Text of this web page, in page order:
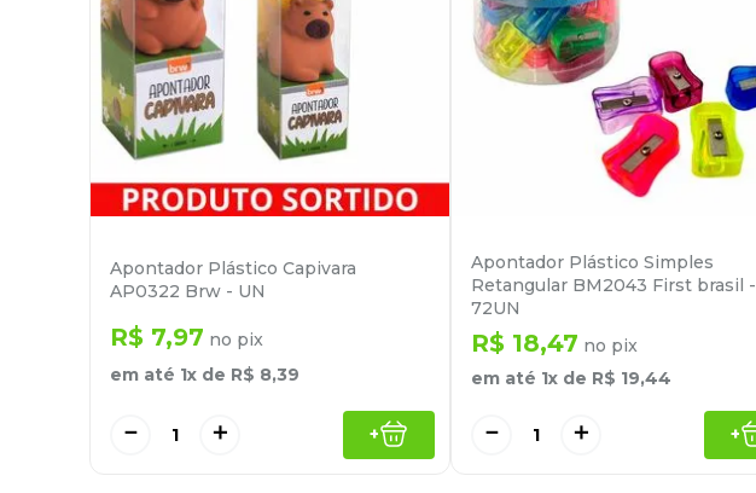
Apontador Plástico Capivara
AP0322 Brw - UN
R$ 7,97 no pix
em até 1x de R$ 8,39
＋
－ +
Apontador Plástico Simples
Retangular BM2043 First brasil -
72UN
R$ 18,47 no pix
em até 1x de R$ 19,44
＋
－ +